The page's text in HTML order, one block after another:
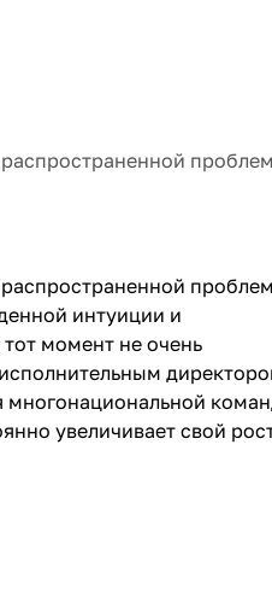
интуиции и
момент не очень
многонациональной
увеличивает свой